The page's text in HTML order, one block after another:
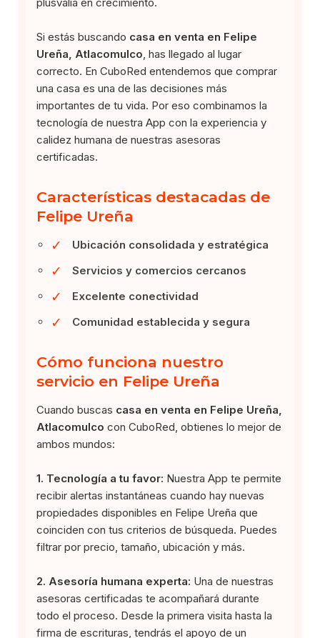
Si estás buscando casa en venta en Felipe
Ureña, Atlacomulco , has llegado al lugar
correcto. En CuboRed entendemos que comprar
una casa es una de las decisiones más
importantes de tu vida. Por eso combinamos la
tecnología de nuestra App con la experiencia y
calidez humana de nuestras asesoras
certificadas.
Características destacadas de
Felipe Ureña
✓ Ubicación consolidada y estratégica
✓ Servicios y comercios cercanos
✓ Excelente conectividad
✓ Comunidad establecida y segura
Cómo funciona nuestro
servicio en Felipe Ureña
Cuando buscas casa en venta en Felipe Ureña,
Atlacomulco con CuboRed, obtienes lo mejor de
ambos mundos:
1. Tecnología a tu favor: Nuestra App te permite
recibir alertas instantáneas cuando hay nuevas
propiedades disponibles en Felipe Ureña que
coinciden con tus criterios de búsqueda. Puedes
filtrar por precio, tamaño, ubicación y más.
2. Asesoría humana experta: Una de nuestras
asesoras certificadas te acompañará durante
todo el proceso. Desde la primera visita hasta la
firma de escrituras, tendrás el apoyo de un